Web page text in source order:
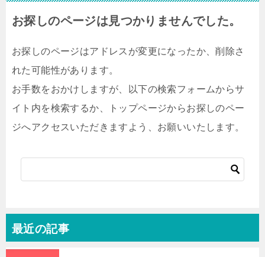
お探しのページは見つかりませんでした。
お探しのページはアドレスが変更になったか、削除さ
れた可能性があります。
お手数をおかけしますが、以下の検索フォームからサ
イト内を検索するか、トップページからお探しのペー
ジへアクセスいただきますよう、お願いいたします。
最近の記事